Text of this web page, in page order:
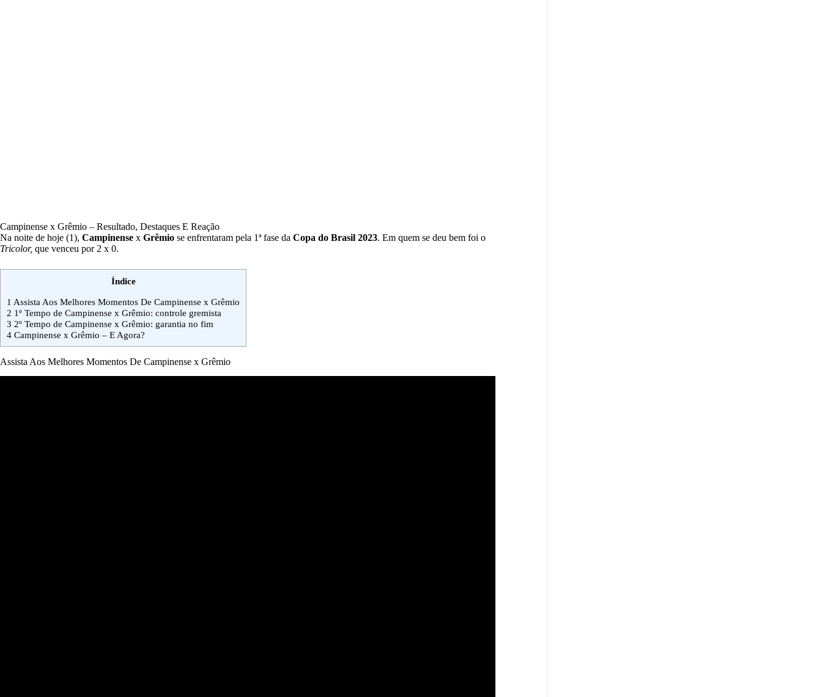
Campinense x Grêmio – Resultado, Destaques E Reação
Na noite de hoje (1), Campinense x Grêmio se enfrentaram pela 1ª fase da Copa do Brasil 2023. Em quem se deu bem foi o
Tricolor, que venceu por 2 x 0.
Índice
1 Assista Aos Melhores Momentos De Campinense x Grêmio
2 1º Tempo de Campinense x Grêmio: controle gremista
3 2º Tempo de Campinense x Grêmio: garantia no fim
4 Campinense x Grêmio – E Agora?
Assista Aos Melhores Momentos De Campinense x Grêmio